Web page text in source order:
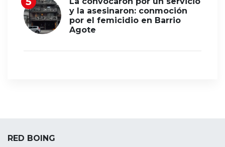
y la asesinaron: conmoción
por el femicidio en Barrio
Agote
RED BOING